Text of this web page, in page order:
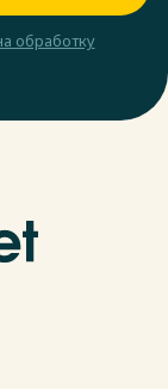
обработку